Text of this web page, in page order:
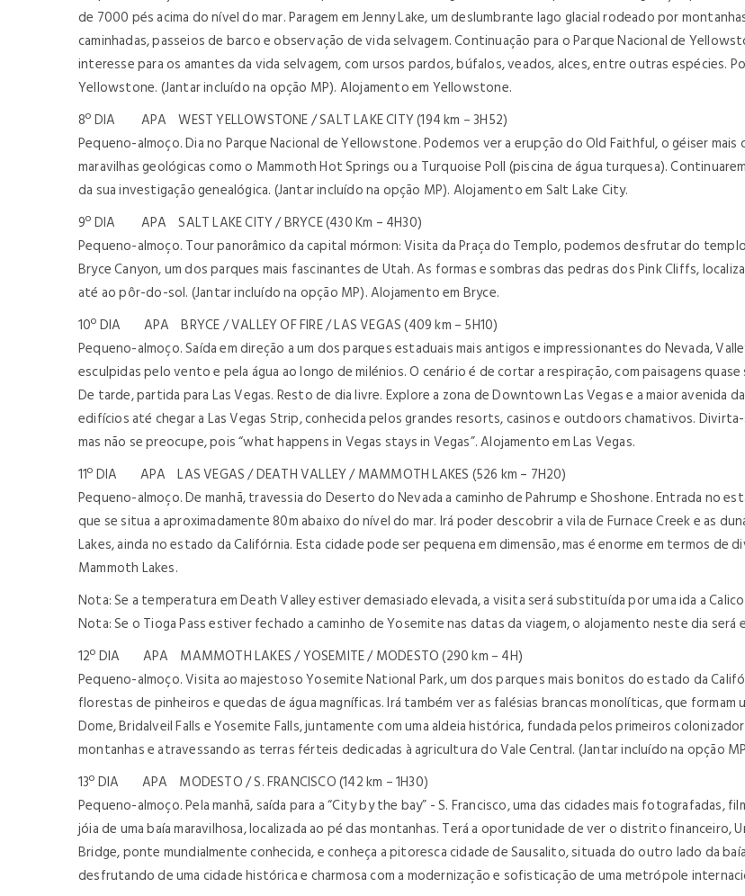
de 7000 pés acima do nível do mar. Paragem em Jenny Lake, um deslumbrante lago glacial rodeado por
caminhadas, passeios de barco e observação de vida selvagem. Continuação para o Parque Nacional de
interesse para os amantes da vida selvagem, com ursos pardos, búfalos, veados, alces, entre outras espécies.
Yellowstone. (Jantar incluído na opção MP). Alojamento em Yellowstone.
8º DIA APA WEST YELLOWSTONE / SALT LAKE CITY (194 km – 3H52)
Pequeno-almoço. Dia no Parque Nacional de Yellowstone. Podemos ver a erupção do Old Faithful, o géiser
maravilhas geológicas como o Mammoth Hot Springs ou a Turquoise Poll (piscina de água turquesa).
da sua investigação genealógica. (Jantar incluído na opção MP). Alojamento em Salt Lake City.
9º DIA APA SALT LAKE CITY / BRYCE (430 Km – 4H30)
Pequeno-almoço. Tour panorâmico da capital mórmon: Visita da Praça do Templo, podemos desfrutar do
Bryce Canyon, um dos parques mais fascinantes de Utah. As formas e sombras das pedras dos Pink Cliffs,
até ao pôr-do-sol. (Jantar incluído na opção MP). Alojamento em Bryce.
10º DIA APA BRYCE / VALLEY OF FIRE / LAS VEGAS (409 km – 5H10)
Pequeno-almoço. Saída em direção a um dos parques estaduais mais antigos e impressionantes do Nevada,
esculpidas pelo vento e pela água ao longo de milénios. O cenário é de cortar a respiração, com paisagens
De tarde, partida para Las Vegas. Resto de dia livre. Explore a zona de Downtown Las Vegas e a maior avenida
edifícios até chegar a Las Vegas Strip, conhecida pelos grandes resorts, casinos e outdoors chamativos.
mas não se preocupe, pois “what happens in Vegas stays in Vegas”. Alojamento em Las Vegas.
11º DIA APA LAS VEGAS / DEATH VALLEY / MAMMOTH LAKES (526 km – 7H20)
Pequeno-almoço. De manhã, travessia do Deserto do Nevada a caminho de Pahrump e Shoshone. Entrada no
que se situa a aproximadamente 80m abaixo do nível do mar. Irá poder descobrir a vila de Furnace Creek e as
Lakes, ainda no estado da Califórnia. Esta cidade pode ser pequena em dimensão, mas é enorme em termos de
Mammoth Lakes.
Nota: Se a temperatura em Death Valley estiver demasiado elevada, a visita será substituída por uma ida a
Nota: Se o Tioga Pass estiver fechado a caminho de Yosemite nas datas da viagem, o alojamento neste dia será
12º DIA APA MAMMOTH LAKES / YOSEMITE / MODESTO (290 km – 4H)
Pequeno-almoço. Visita ao majestoso Yosemite National Park, um dos parques mais bonitos do estado da
florestas de pinheiros e quedas de água magníficas. Irá também ver as falésias brancas monolíticas, que
Dome, Bridalveil Falls e Yosemite Falls, juntamente com uma aldeia histórica, fundada pelos primeiros
montanhas e atravessando as terras férteis dedicadas à agricultura do Vale Central. (Jantar incluído na opção
13º DIA APA MODESTO / S. FRANCISCO (142 km – 1H30)
Pequeno-almoço. Pela manhã, saída para a “City by the bay” - S. Francisco, uma das cidades mais fotografadas,
jóia de uma baía maravilhosa, localizada ao pé das montanhas. Terá a oportunidade de ver o distrito financeiro,
Bridge, ponte mundialmente conhecida, e conheça a pitoresca cidade de Sausalito, situada do outro lado da
desfrutando de uma cidade histórica e charmosa com a modernização e sofisticação de uma metrópole